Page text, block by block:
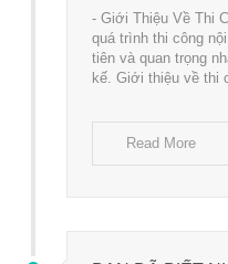
- Giới Thiệu Về Thi
quá trình thi công
tiên và quan trọng
kế. Giới thiệu về thi
Read More